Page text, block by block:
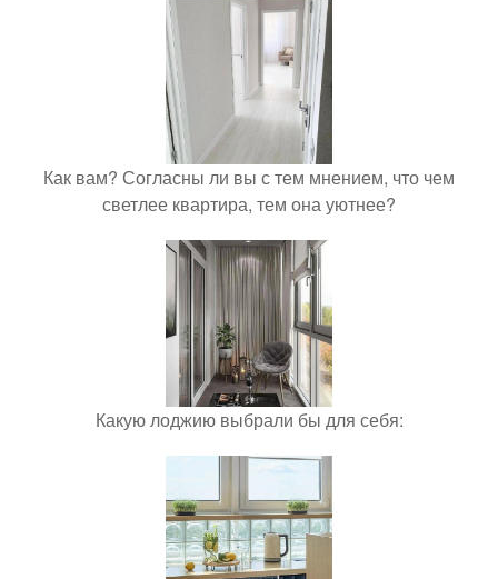
Как вам? Согласны ли вы с тем мнением, что чем
светлее квартира, тем она уютнее?
Какую лоджию выбрали бы для себя: